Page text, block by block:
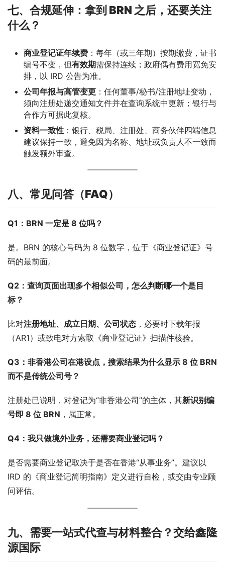
七、合规延伸：拿到 BRN 之后，还要关注
什么？
商业登记证年续费 ：每年（或三年期）按期缴费，证书
编号不变，但有效期需保持连续；政府偶有费用宽免安
排，以 IRD 公告为准。
公司年报与高管变更 ：任何董事/秘书/注册地址变动，
须向注册处递交通知文件并在查询系统中更新；银行与
合作方可据此复核。
资料一致性 ：银行、税局、注册处、商务伙伴四端信息
建议保持一致，避免因为名称、地址或负责人不一致而
触发额外审查。
八、常见问答（FAQ）
Q1：BRN 一定是 8 位吗？
是。BRN 的核心号码为 8 位数字，位于《商业登记证》号
码的最前面。
Q2：查询页面出现多个相似公司，怎么判断哪一个是目
标？
比对注册地址、成立日期、公司状态 ，必要时下载年报
（AR1）或致电对方索取《商业登记证》扫描件核验。
Q3：非香港公司在港设点，搜索结果为什么显示 8 位 BRN
而不是传统公司号？
注册处已说明，对登记为“非香港公司”的主体，其新识别编
号即 8 位 BRN ，属正常。
Q4：我只做境外业务，还需要商业登记吗？
是否需要商业登记取决于是否在香港“从事业务”。建议以
IRD 的《商业登记简明指南》定义进行自检，或交由专业顾
问评估。
九、需要一站式代查与材料整合？交给鑫隆
源国际